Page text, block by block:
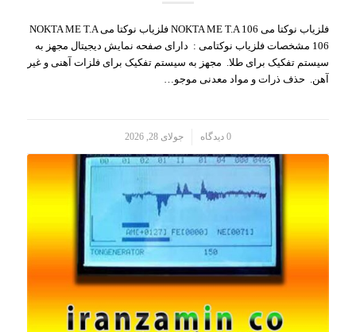
فلزیاب نوکتا می NOKTA ME T.A 106 فلزیاب نوکتا می NOKTA ME T.A
106 مشخصات فلزیاب نوکتامی : دارای صفحه نمایش دیجیتال مجهز به
سیستم تفکیک برای طلا. مجهز به سیستم تفکیک برای فلزات آهنی و غیر
آهن. حذف ذرات و مواد معدنی موجو…
0 دیدگاه جولای 28, 2026